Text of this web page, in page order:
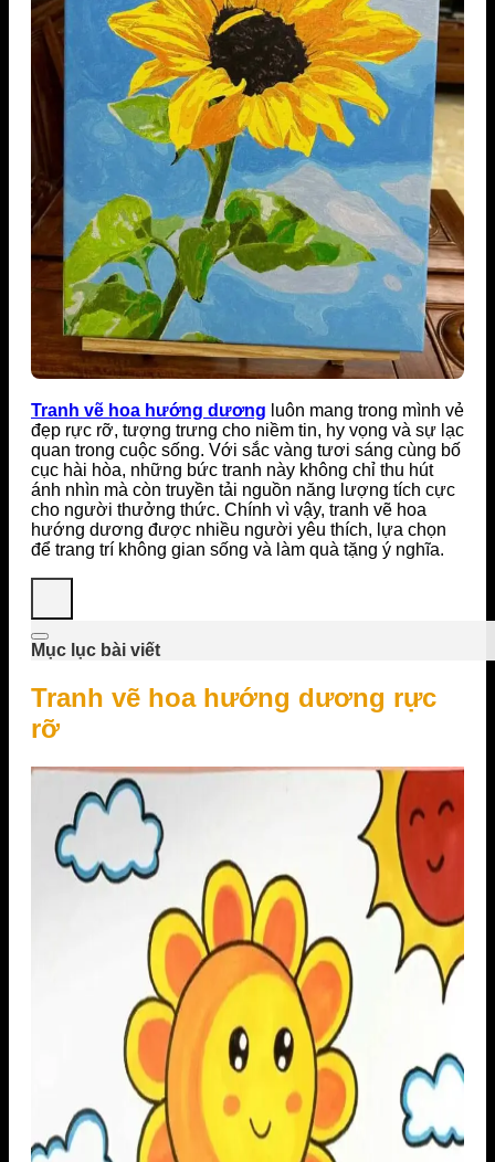
Tranh vẽ hoa hướng dương luôn mang trong mình vẻ
đẹp rực rỡ, tượng trưng cho niềm tin, hy vọng và sự lạc
quan trong cuộc sống. Với sắc vàng tươi sáng cùng bố
cục hài hòa, những bức tranh này không chỉ thu hút
ánh nhìn mà còn truyền tải nguồn năng lượng tích cực
cho người thưởng thức. Chính vì vậy, tranh vẽ hoa
hướng dương được nhiều người yêu thích, lựa chọn
để trang trí không gian sống và làm quà tặng ý nghĩa.
Mục lục bài viết
Tranh vẽ hoa hướng dương rực
rỡ